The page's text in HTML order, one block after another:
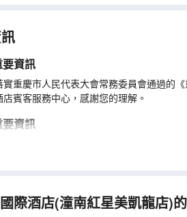
資訊
實重慶市人民代表大會常務委員會通過的
店賓客服務中心，感謝您的理解。
資訊
際酒店(潼南紅星美凱龍店)